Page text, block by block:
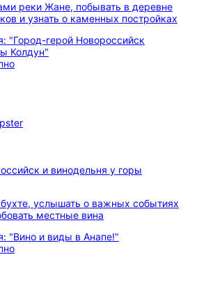
реки Жане, побывать в деревне
и узнать о каменных постройках
и винодельня у горы
услышать о важных событиях
местные вина